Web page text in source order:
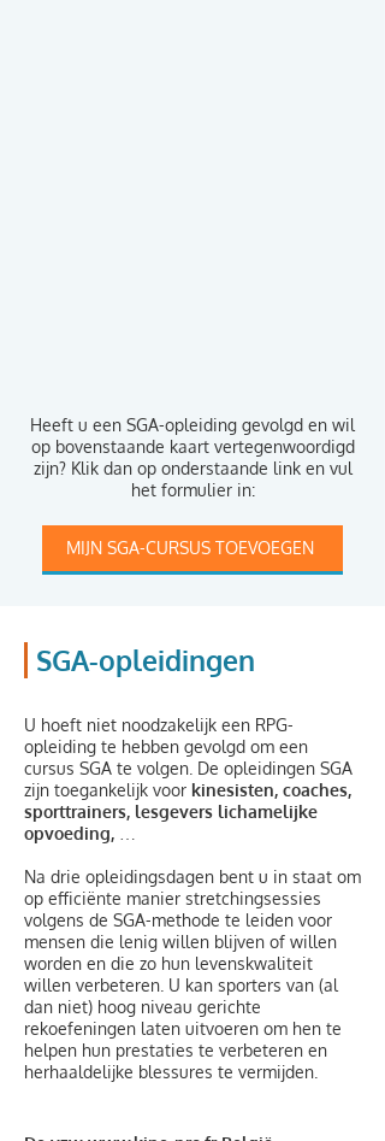
Heeft u een SGA-opleiding gevolgd en wil
op bovenstaande kaart vertegenwoordigd
zijn? Klik dan op onderstaande link en vul
het formulier in:
MIJN SGA-CURSUS TOEVOEGEN
SGA-opleidingen
U hoeft niet noodzakelijk een RPG-
opleiding te hebben gevolgd om een
cursus SGA te volgen. De opleidingen SGA
zijn toegankelijk voor kinesisten, coaches,
sporttrainers, lesgevers lichamelijke
opvoeding, …
Na drie opleidingsdagen bent u in staat om
op efficiënte manier stretchingsessies
volgens de SGA-methode te leiden voor
mensen die lenig willen blijven of willen
worden en die zo hun levenskwaliteit
willen verbeteren. U kan sporters van (al
dan niet) hoog niveau gerichte
rekoefeningen laten uitvoeren om hen te
helpen hun prestaties te verbeteren en
herhaaldelijke blessures te vermijden.